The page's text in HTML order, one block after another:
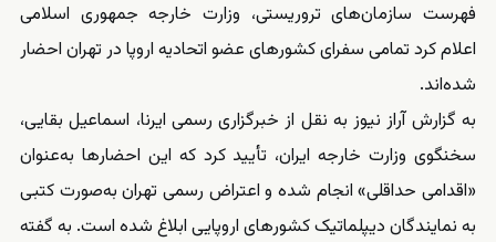
فهرست سازمان‌های تروریستی، وزارت خارجه جمهوری اسلامی
اعلام کرد تمامی سفرای کشورهای عضو اتحادیه اروپا در تهران احضار
شده‌اند.
به گزارش آراز نیوز به نقل از خبرگزاری رسمی ایرنا، اسماعیل بقایی،
سخنگوی وزارت خارجه ایران، تأیید کرد که این احضارها به‌عنوان
«اقدامی حداقلی» انجام شده و اعتراض رسمی تهران به‌صورت کتبی
به نمایندگان دیپلماتیک کشورهای اروپایی ابلاغ شده است. به گفته